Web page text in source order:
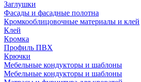
Заглушки
Фасады и фасадные полотна
Кромкооблицовочные материалы и клей
Клей
Кромка
Профиль ПВХ
Крючки
Мебельные кондукторы и шаблоны
Мебельные кондукторы и шаблоны